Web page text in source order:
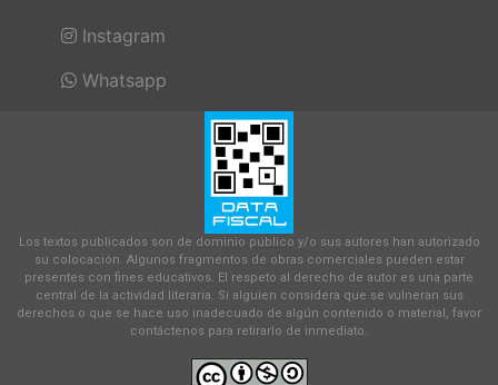
Instagram
Whatsapp
Los textos publicados son de dominio público y/o sus autores han autorizado
su colocación. Algunos fragmentos de obras comerciales pueden estar
presentes con fines educativos. El respeto al derecho de autor es una parte
central de la actividad literaria. Si alguien considera que se vulneran sus
derechos o que se hace uso inadecuado de algún contenido o material, favor
contáctenos para retirarlo de inmediato.